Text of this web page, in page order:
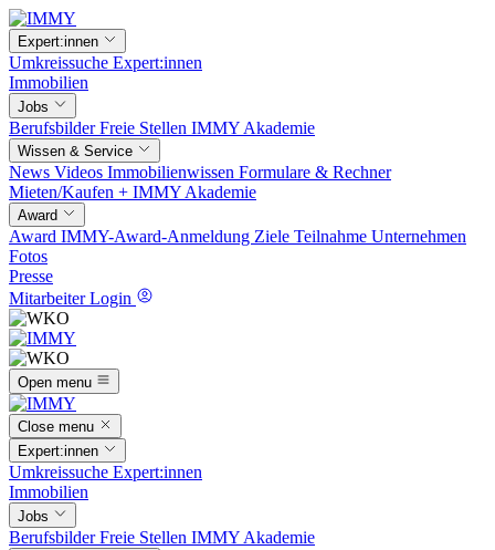
Expert:innen
Umkreissuche Expert:innen
Immobilien
Jobs
BerufsbilderFreie Stellen IMMY Akademie
Wissen & Service
News Videos Immobilienwissen Formulare & Rechner
Mieten/Kaufen + IMMY Akademie
Award
Award IMMY-Award-Anmeldung Ziele Teilnahme Unternehmen
Fotos
Presse
Mitarbeiter Login
Open menu
Close menu
Expert:innen
Umkreissuche Expert:innen
Immobilien
Jobs
BerufsbilderFreie Stellen IMMY Akademie